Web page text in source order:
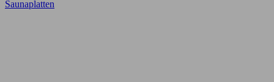
Saunaplatten